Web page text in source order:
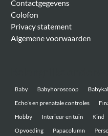
Contactgegevens
Colofon
Privacy statement
Algemene voorwaarden
Baby Babyhoroscoop
Echo’s en prenatale controles
Hobby
Interieur en tuin Kind
Opvoeding
Papacolumn